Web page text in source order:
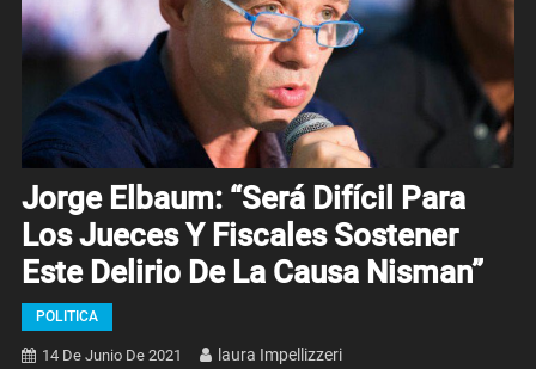
Jorge Elbaum: “Será Difícil Para
Los Jueces Y Fiscales Sostener
Este Delirio De La Causa Nisman”
POLITICA
14 De Junio De 2021 Laura Impellizzeri